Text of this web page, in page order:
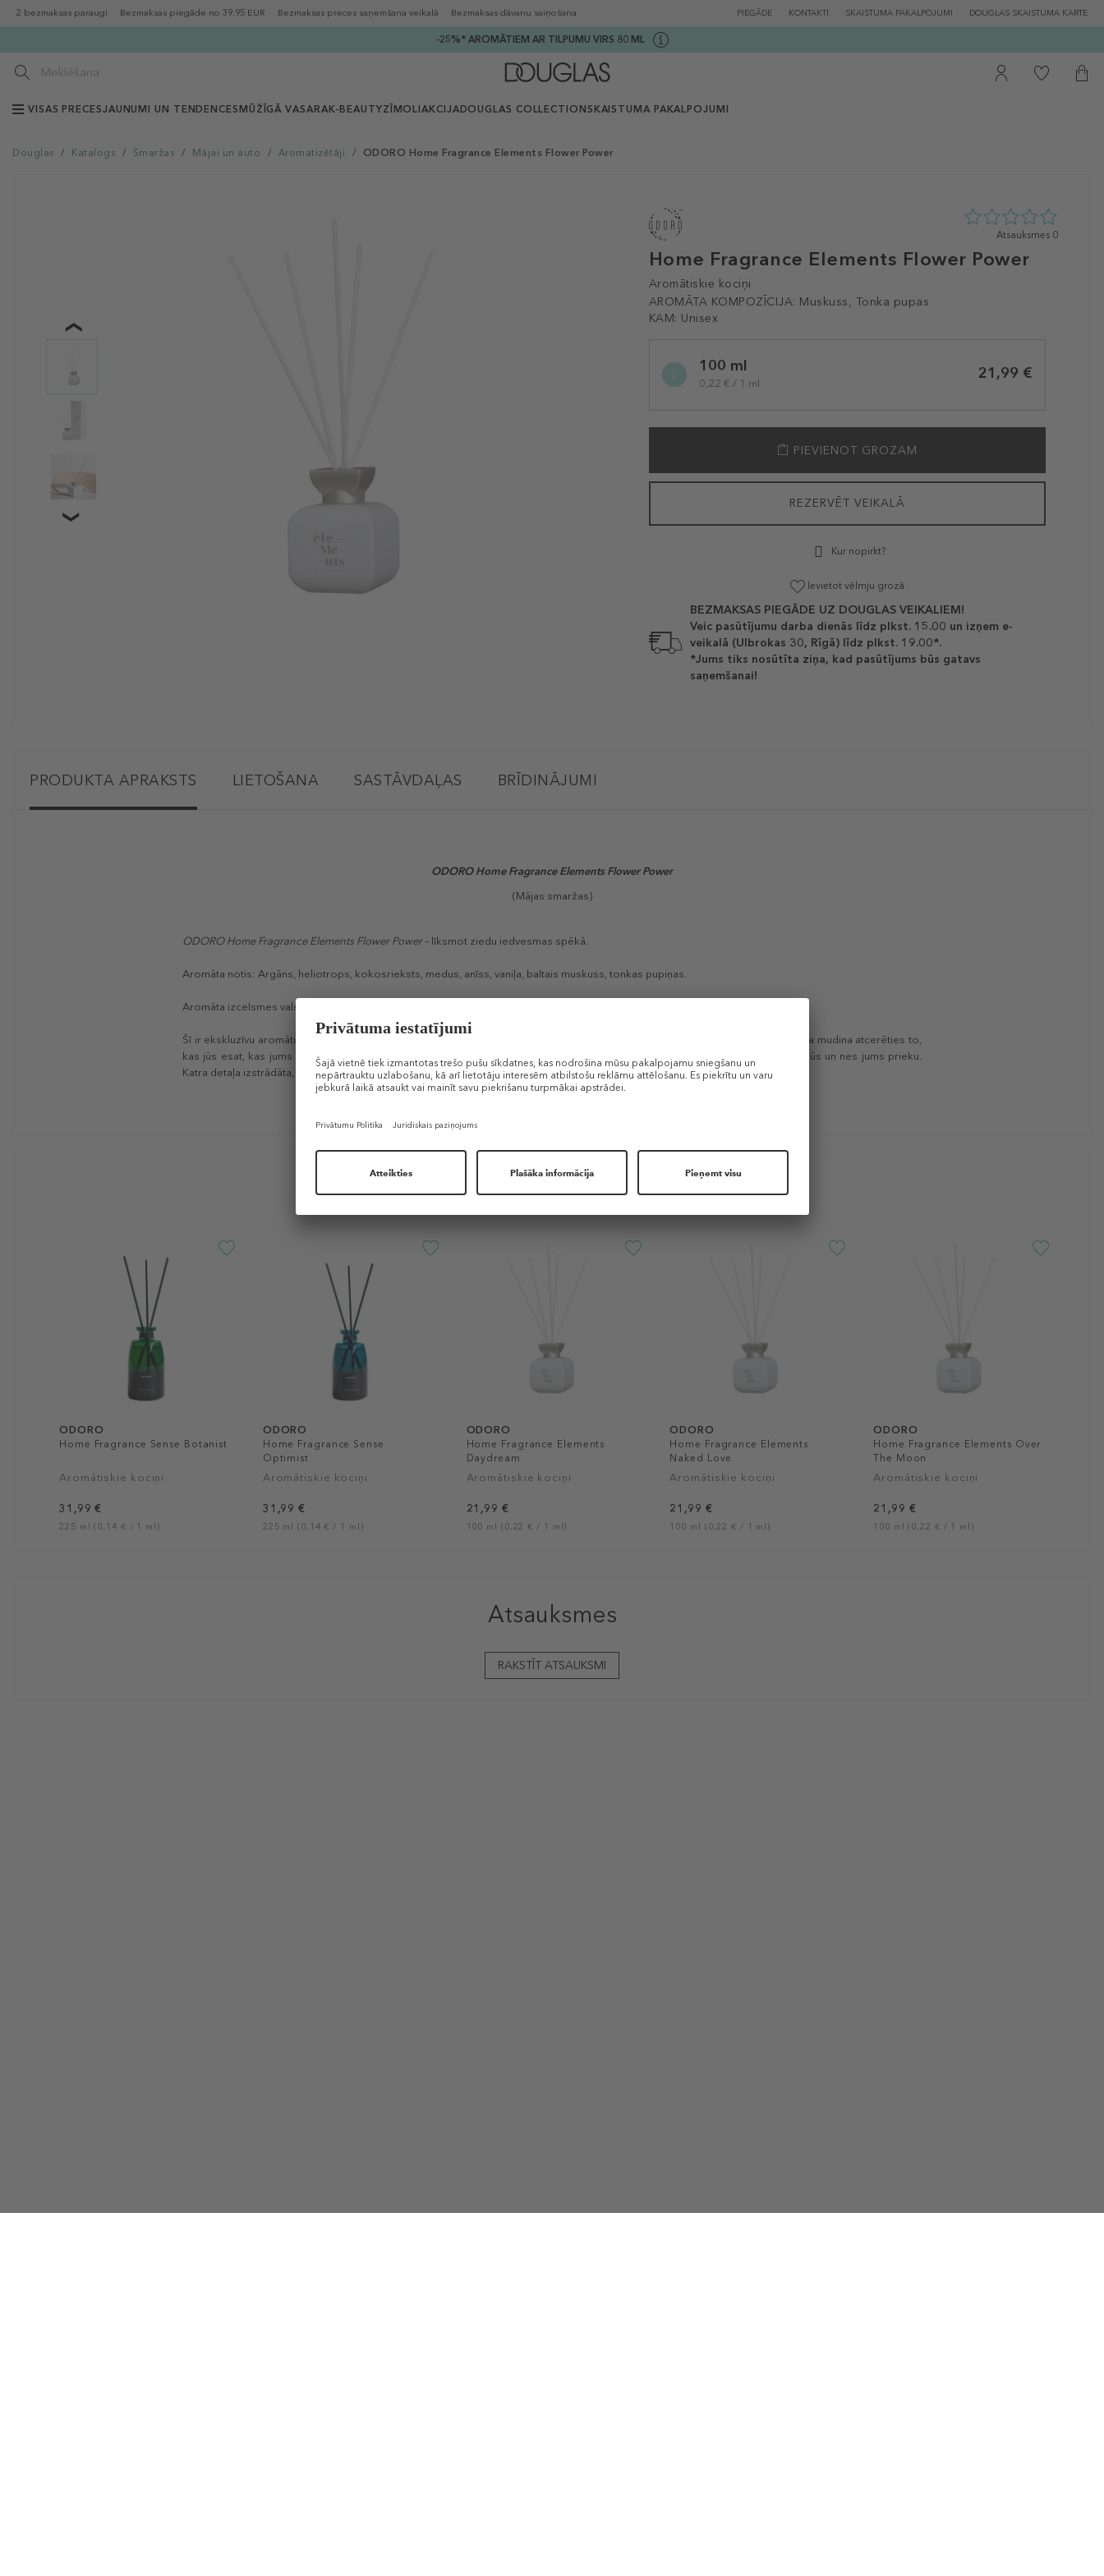
2 bezmaksas paraugi Bezmaksas piegāde no 39.95 EUR Bezmaksas preces saņemšana veikalā Bezmaksas dāvanu saiņošana PIEGĀDE KONTAKTI SKAISTUMA PAKALPOJUMI DOUGLAS SKAISTUMA KARTE
-25%* AROMĀTIEM AR TILPUMU VIRS 80 ML
VISAS PRECESJAUNUMI UN TENDENCES MŪŽĪGĀ VASARAK-BEAUTYZĪMOLIAKCIJADOUGLAS COLLECTION SKAISTUMA PAKALPOJUMI
Douglas / Katalogs / Smaržas / Mājai un auto / Aromatizētāji / ODORO Home Fragrance Elements Flower Power
Home Fragrance Elements Flower Power
Aromātiskie kociņi
AROMĀTA KOMPOZĪCIJA: Muskuss, Tonka pupas
KAM: Unisex
0
no
Atsauksmes 0
variation100 ml
0,22 € / 1 ml
21,99 €
PIEVIENOT GROZAM
REZERVĒT VEIKALĀ
Kur nopirkt?
Ievietot vēlmju grozā
BEZMAKSAS PIEGĀDE UZ DOUGLAS VEIKALIEM!
Veic pasūtījumu darba dienās līdz plkst. 15.00 un izņem e-
veikalā (Ulbrokas 30, Rīgā) līdz plkst. 19.00*.
*Jums tiks nosūtīta ziņa, kad pasūtījums būs gatavs
saņemšanai!
PRODUKTA APRAKSTS LIETOŠANA SASTĀVDAĻAS BRĪDINĀJUMI
ODORO Home Fragrance Elements Flower Power
(Mājas smaržas)
ODORO Home Fragrance Elements Flower Power– līksmot ziedu iedvesmas spēkā.
Aromāta notis: Argāns, heliotrops, kokosrieksts, medus, anīss, vaniļa, baltais muskuss, tonkas pupiņas.
Aromāta izcelsmes valsts – Francija.
Šī ir ekskluzīvu aromātu kolekcija, kas radīta, lai piepildītu jūsu dzīvi ar jums tuviem elementiem, ko sniedz šī smarža. Šī kolekcija mudina atcerēties to,
kas jūs esat, kas jums sniedz prieku un piepildījumu, kas atspoguļo un papildina. Visi šie elementi atklāj jūs pārējiem, apņem jūs un nes jums prieku.
Katra detaļa izstrādāta, domājot par jums.
Līdzīgi produkti
ODORO
Home Fragrance Sense Botanist
Aromātiskie kociņi
31,99 €
225 ml (0,14 € / 1 ml)
ODORO
Home Fragrance Sense
Optimist
Aromātiskie kociņi
31,99 €
225 ml (0,14 € / 1 ml)
ODORO
Home Fragrance Elements
Daydream
Aromātiskie kociņi
21,99 €
100 ml (0,22 € / 1 ml)
ODORO
Home Fragrance Elements
Naked Love
Aromātiskie kociņi
21,99 €
100 ml (0,22 € / 1 ml)
ODORO
Home Fragrance Elements Over
The Moon
Aromātiskie kociņi
21,99 €
100 ml (0,22 € / 1 ml)
Atsauksmes
RAKSTĪT ATSAUKSMI